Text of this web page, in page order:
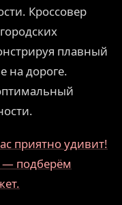
Кроссовер
плавный
на дороге.
приятно удивит!
подберём